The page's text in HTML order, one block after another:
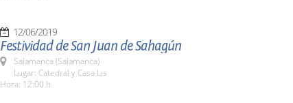
12/06/2019
Festividad de San Juan de Sahagún
Salamanca (Salamanca)
Lugar: Catedral y Casa Lis
Hora: 12:00 h.